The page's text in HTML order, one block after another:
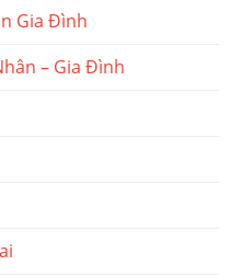
Gia Đình
– Gia Đình